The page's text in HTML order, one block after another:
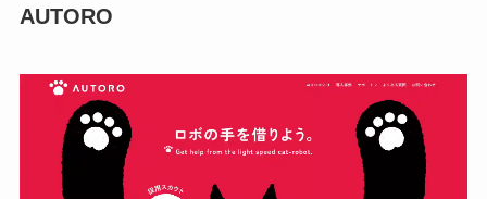
AUTORO